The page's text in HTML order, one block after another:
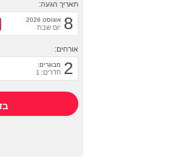
תאריך הגעה:
8 אוגוסט 2026
יום שבת
אורחים:
2 מבוגרים:
חדרים: 1